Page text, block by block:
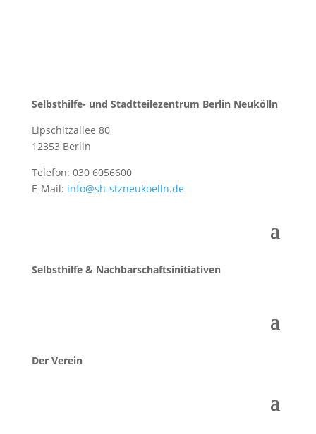
Selbsthilfe- und Stadtteilezentrum Berlin Neukölln
Lipschitzallee 80
12353 Berlin
Telefon: 030 6056600
E-Mail: info@sh-stzneukoelln.de
Selbsthilfe & Nachbarschaftsinitiativen
Der Verein